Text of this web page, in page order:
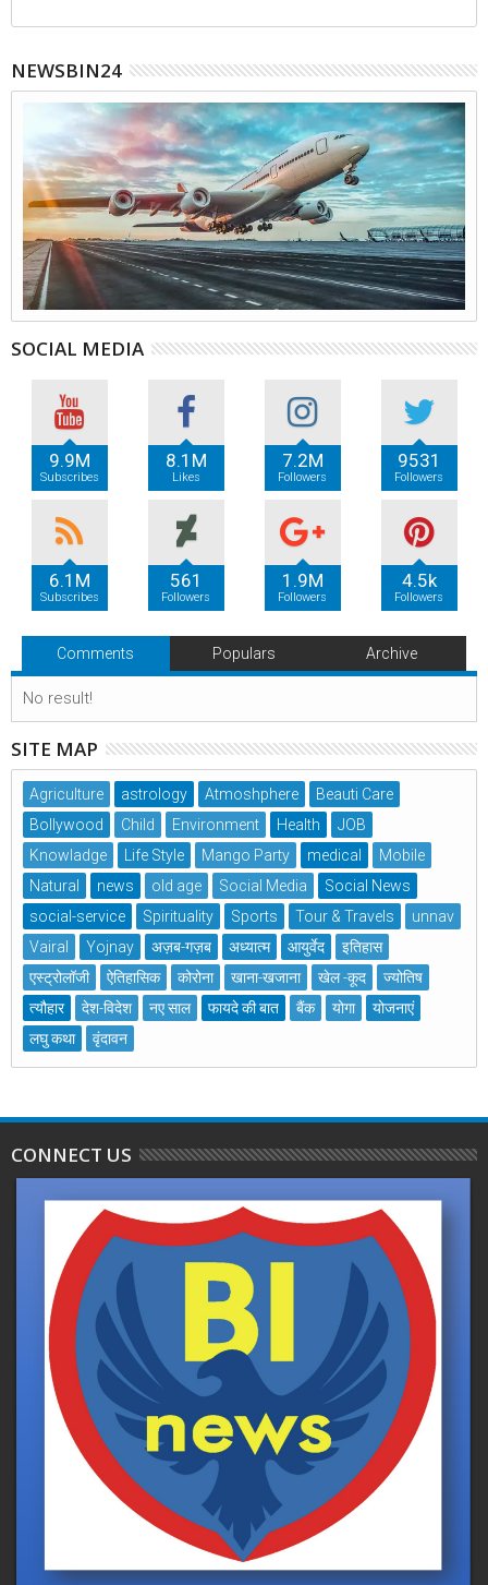
NEWSBIN24
SOCIAL MEDIA
9.9M
Subscribes
8.1M
Likes
7.2M
Followers
9531
Followers
6.1M
Subscribes
561
Followers
1.9M
Followers
4.5k
Followers
Comments Populars Archive
No result!
SITE MAP
Agriculture astrology Atmoshphere
Beauti Care
Bollywood
Child Environment Health
JOB
Knowladge
Life Style Mango Party medical
Mobile
Natural
news old age Social Media
Social News
social-service
Spirituality Sports Tour & Travels
unnav
Vairal
Yojnay अज़ब-गज़ब अध्यात्म आयुर्वेद
इतिहास
एस्ट्रोलॉजी
ऐतिहासिक कोरोना खाना-खजाना खेल -कूद
ज्योतिष
त्यौहार
देश-विदेश नए साल फायदे की बात बैंक योगा
योजनाएं
लघु कथा
वृंदावन
CONNECT US